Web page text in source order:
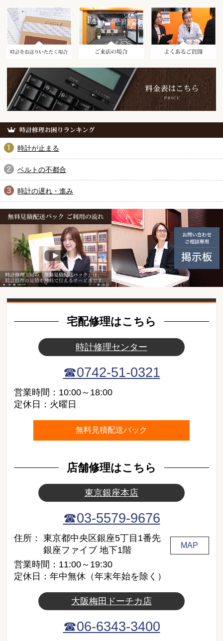
時計をお送りいただく場合ご来店の場合
時計が止まる
ベルトの不都合
時計の遅れ・進み
無料見積配送パック ご利用の
宅配修理はこちら
時計修理センター
☎0742-51-0321
営業時間：10:00～18:00
定休日：火曜日
無料見積配送パック
店舗修理はこちら
東京銀座本店
☎03-5579-9676
住所：
東京都中央区銀座5丁目1番先
銀座ファイブ 地下1階
MAP
営業時間：11:00～19:30
定休日：年中無休（年末年始を除く）
大阪梅田ドーチカ店
☎06-6343-3400